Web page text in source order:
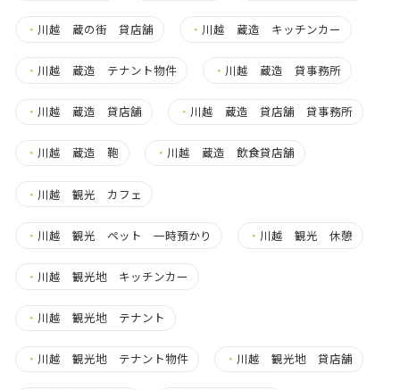
・ 川越 蔵の街 貸店舗 ・ 川越 蔵造 キッチンカー
・ 川越 蔵造 テナント物件 ・ 川越 蔵造 貸事務所
・ 川越 蔵造 貸店舗 ・ 川越 蔵造 貸店舗 貸事務所
・ 川越 蔵造 鞄 ・ 川越 蔵造 飲食貸店舗
・ 川越 観光 カフェ
・ 川越 観光 ペット 一時預かり ・ 川越 観光 休憩
・ 川越 観光地 キッチンカー
・ 川越 観光地 テナント
・ 川越 観光地 テナント物件 ・ 川越 観光地 貸店舗